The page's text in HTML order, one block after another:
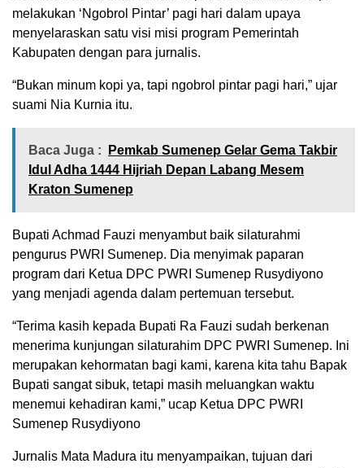
melakukan ‘Ngobrol Pintar’ pagi hari dalam upaya
menyelaraskan satu visi misi program Pemerintah
Kabupaten dengan para jurnalis.
“Bukan minum kopi ya, tapi ngobrol pintar pagi hari,” ujar
suami Nia Kurnia itu.
Baca Juga :
Pemkab Sumenep Gelar Gema Takbir
Idul Adha 1444 Hijriah Depan Labang Mesem
Kraton Sumenep
Bupati Achmad Fauzi menyambut baik silaturahmi
pengurus PWRI Sumenep. Dia menyimak paparan
program dari Ketua DPC PWRI Sumenep Rusydiyono
yang menjadi agenda dalam pertemuan tersebut.
“Terima kasih kepada Bupati Ra Fauzi sudah berkenan
menerima kunjungan silaturahim DPC PWRI Sumenep. Ini
merupakan kehormatan bagi kami, karena kita tahu Bapak
Bupati sangat sibuk, tetapi masih meluangkan waktu
menemui kehadiran kami,” ucap Ketua DPC PWRI
Sumenep Rusydiyono
Jurnalis Mata Madura itu menyampaikan, tujuan dari